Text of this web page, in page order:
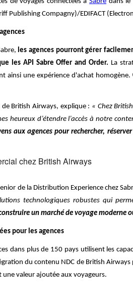
Publishing Compagny)/EDIFACT
les agences pourront gérer
les API Sabre Offer and Order. La
ainsi une expérience d'achat homogène.
British Airways, explique : « Chez
heureux d’étendre l’accès à notre
aux agences pour rechercher,
chez British Airways
de la Distribution Experience chez
technologiques robustes qui
un marché de voyage moderne
pour les agences
dans plus de 150 pays utilisent les
du contenu NDC de British
valeur ajoutée aux voyageurs.